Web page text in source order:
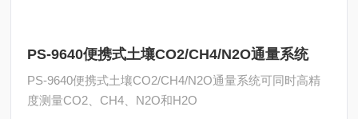
PS-9640便携式土壤CO2/CH4/N2O通量系统
PS-9640便携式土壤CO2/CH4/N2O通量系统可同时高精
度测量CO2、CH4、N2O和H2O